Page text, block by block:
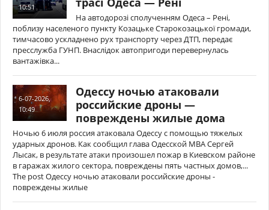
10:51
На автодорозі сполученням Одеса – Рені,
поблизу населеного пункту Козацьке Старокозацької громади,
тимчасово ускладнено рух транспорту через ДТП, передає
пресслужба ГУНП. Внаслідок автопригоди перевернулась
вантажівка...
6-07-2026,
10:49
Одессу ночью атаковали
российские дроны —
повреждены жилые дома
Ночью 6 июля россия атаковала Одессу с помощью тяжелых
ударных дронов. Как сообщил глава Одесской МВА Сергей
Лысак, в результате атаки произошел пожар в Киевском районе
в гаражах жилого сектора, повреждены пять частных домов,...
The post Одессу ночью атаковали российские дроны -
повреждены жилые